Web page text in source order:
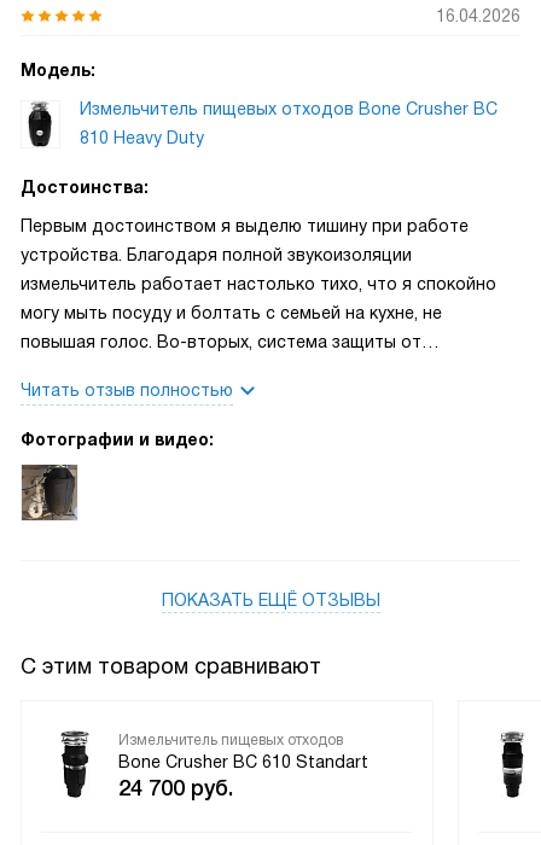
16.04.2026
Модель:
Измельчитель пищевых отходов Bone Crusher BC
810 Heavy Duty
Достоинства:
Первым достоинством я выделю тишину при работе
устройства. Благодаря полной звукоизоляции
измельчитель работает настолько тихо, что я спокойно
могу мыть посуду и болтать с семьей на кухне, не
повышая голос. Во-вторых, система защиты от
проблемой, мотор просто остановился и перезапустился,
ничего не сгорело. В-третьих, качество материалов на
долговечно.
Читать отзыв полностью
Фотографии и видео:
ПОКАЗАТЬ ЕЩЁ ОТЗЫВЫ
С этим товаром сравнивают
Измельчитель пищевых отходов
Bone Crusher BC 610 Standart
24 700 руб.